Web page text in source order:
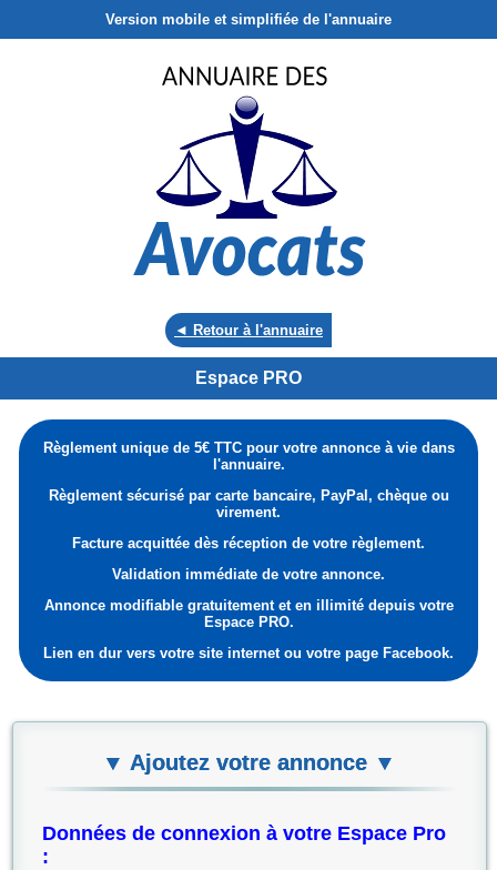
Version mobile et simplifiée de l'annuaire
◄ Retour à l'annuaire
Espace PRO
Règlement unique de 5€ TTC pour votre annonce à vie dans
l'annuaire.
Règlement sécurisé par carte bancaire, PayPal, chèque ou
virement.
Facture acquittée dès réception de votre règlement.
Validation immédiate de votre annonce.
Annonce modifiable gratuitement et en illimité depuis votre
Espace PRO.
Lien en dur vers votre site internet ou votre page Facebook.
▼ Ajoutez votre annonce ▼
Données de connexion à votre Espace Pro
: